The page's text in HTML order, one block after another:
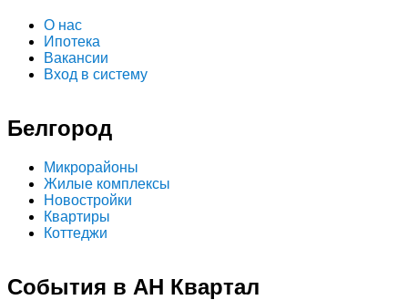
О нас
Ипотека
Вакансии
Вход в систему
Белгород
Микрорайоны
Жилые комплексы
Новостройки
Квартиры
Коттеджи
События в АН Квартал